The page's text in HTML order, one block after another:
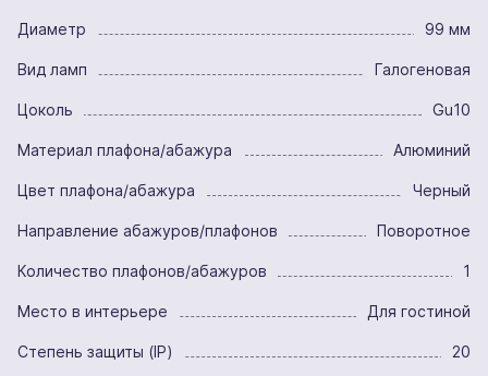
Диаметр 99 мм
Вид ламп Галогеновая
Цоколь Gu10
Материал плафона/абажура Алюминий
Цвет плафона/абажура Черный
Направление абажуров/плафонов Поворотное
Количество плафонов/абажуров 1
Место в интерьере Для гостиной
Степень защиты (IP) 20